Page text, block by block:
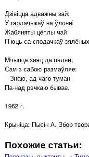
Дзівіцца адважны зай:
У гарлачыкаў на ўлонні
Жабяняты цёплы чай
П’юць са сподачкаў
Мчыцца заяц да палян,
Сам з сабою размаўляе:
– Знаю, ад чаго туман
Па-над рэчкаю бывае.
1962 г.
Крыніца: Пысін А. Збор
Похожие статьи: